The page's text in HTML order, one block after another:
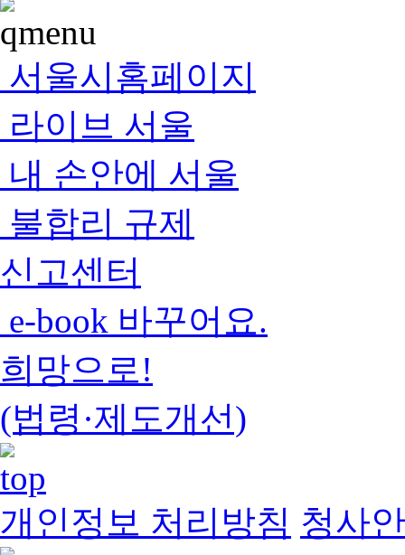
서울시홈페이지
라이브 서울
내 손안에 서울
불합리 규제
신고센터
e-book 바꾸어요.
희망으로!
(법령·제도개선)
개인정보 처리방침 청사